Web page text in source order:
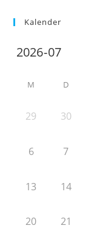
Kalender
M D
29 30
6 7
13 14
20 21